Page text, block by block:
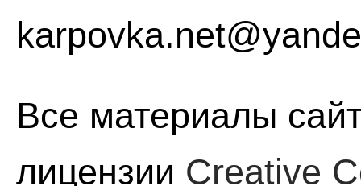
Все материалы
лицензии Creative